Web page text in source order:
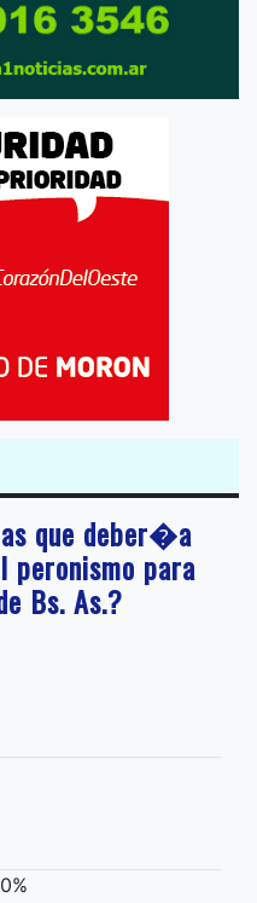
que deber�a
peronismo para
Bs. As.?